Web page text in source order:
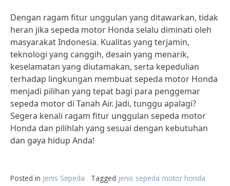
Dengan ragam fitur unggulan yang ditawarkan, tidak
heran jika sepeda motor Honda selalu diminati oleh
masyarakat Indonesia. Kualitas yang terjamin,
teknologi yang canggih, desain yang menarik,
keselamatan yang diutamakan, serta kepedulian
terhadap lingkungan membuat sepeda motor Honda
menjadi pilihan yang tepat bagi para penggemar
sepeda motor di Tanah Air. Jadi, tunggu apalagi?
Segera kenali ragam fitur unggulan sepeda motor
Honda dan pilihlah yang sesuai dengan kebutuhan
dan gaya hidup Anda!
Posted in Jenis Sepeda Tagged jenis sepeda motor honda